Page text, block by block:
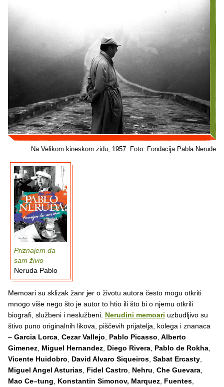
Na Velikom kineskom zidu, 1957. Foto: Fondacija Pabla Nerude
Priznajem da
sam živio
Neruda Pablo
Memoari su sklizak žanr jer o životu autora često mogu otkriti
mnogo više nego što je autor to htio ili što bi o njemu otkrili
biografi, službeni i neslužbeni. Nerudini memoari uzbudljivo su
štivo puno originalnih likova, piščevih prijatelja, kolega i znanaca
– Garcia Lorca Cezar Vallejo Pablo Picasso Alberto
Gimenez Miguel Hernandez Diego Rivera Pablo de Rokha
Vicente Huidobro
David Alvaro Siqueiros Sabat Ercasty
Miguel Angel Asturias Fidel Castro Nehru Che Guevara
Mao Ce–tung
Konstantin Simonov, Marquez Fuentes